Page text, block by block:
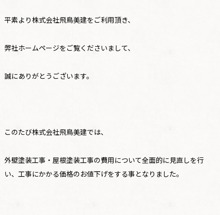
平素より株式会社飛鳥美建をご利用頂き、
弊社ホームページをご覧くださいまして、
誠にありがとうございます。
このたび株式会社飛鳥美建では、
外壁塗装工事・屋根塗装工事の費用について全面的に見直しを行
い、工事にかかる価格のお値下げをする事となりました。